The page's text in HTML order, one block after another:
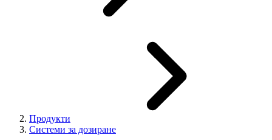
Продукти
Системи за дозиране